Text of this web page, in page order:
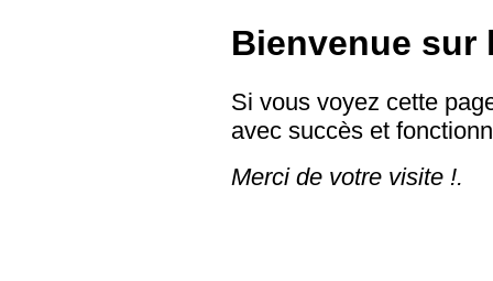
Bienvenue sur
Si vous voyez cette
avec succès et
Merci de votre visite !.